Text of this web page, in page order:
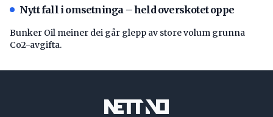
Nytt fall i omsetninga – held overskotet oppe
Bunker Oil meiner dei går glepp av store volum grunna
Co2-avgifta.